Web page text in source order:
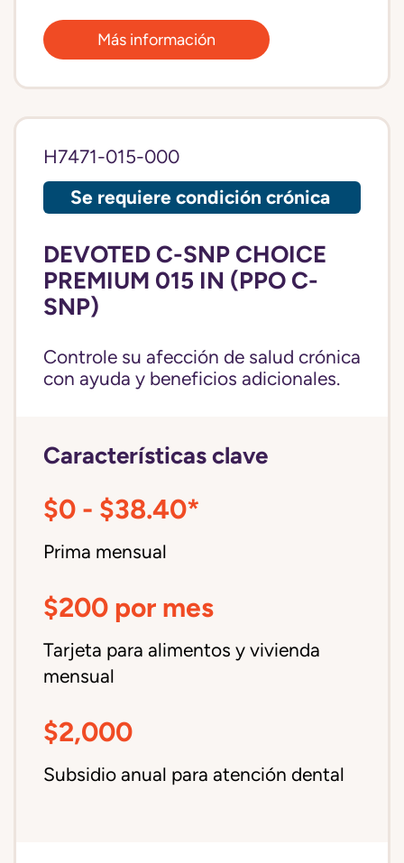
Más información
H7471-015-000
Se requiere condición crónica
DEVOTED C-SNP CHOICE
PREMIUM 015 IN (PPO C-
SNP)
Controle su afección de salud crónica
con ayuda y beneficios adicionales.
Características clave
$0 - $38.40*
Prima mensual
$200 por mes
Tarjeta para alimentos y vivienda
mensual
$2,000
Subsidio anual para atención dental